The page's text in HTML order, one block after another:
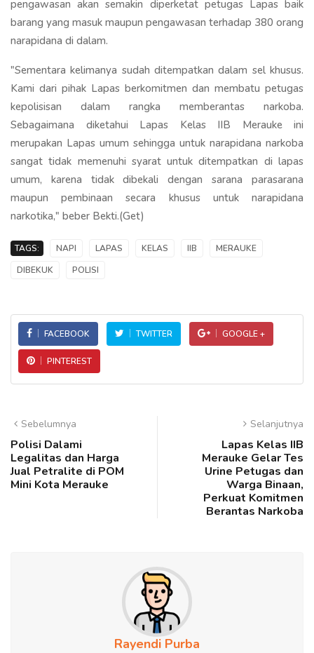
pengawasan akan semakin diperketat petugas Lapas baik
barang yang masuk maupun pengawasan terhadap 380 orang
narapidana di dalam.
"Sementara kelimanya sudah ditempatkan dalam sel khusus.
Kami dari pihak Lapas berkomitmen dan membatu petugas
kepolisisan dalam rangka memberantas narkoba.
Sebagaimana diketahui Lapas Kelas IIB Merauke ini
merupakan Lapas umum sehingga untuk narapidana narkoba
sangat tidak memenuhi syarat untuk ditempatkan di lapas
umum, karena tidak dibekali dengan sarana parasarana
maupun pembinaan secara khusus untuk narapidana
narkotika," beber Bekti.(Get)
TAGS: NAPI LAPAS KELAS IIB
MERAUKE
DIBEKUK
POLISI
FACEBOOK TWITTER GOOGLE +
PINTEREST
Sebelumnya
Polisi Dalami
Legalitas dan Harga
Jual Petralite di POM
Mini Kota Merauke
Selanjutnya
Lapas Kelas IIB
Merauke Gelar Tes
Urine Petugas dan
Warga Binaan,
Perkuat Komitmen
Berantas Narkoba
Rayendi Purba